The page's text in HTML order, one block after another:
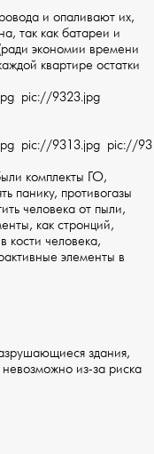
и опаливают их,
так как батареи и
экономии времени
квартире остатки
pic://9323.jpg
pic://9313.jpg pic://
комплекты ГО,
панику, противогазы
человека от пыли,
как стронций,
кости человека,
элементы в
здания,
из-за риска